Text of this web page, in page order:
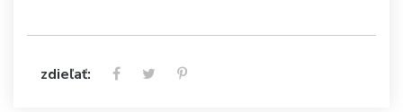
zdieľať: